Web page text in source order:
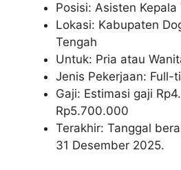
Posisi: Asisten Kepala
Lokasi: Kabupaten
Tengah
Untuk: Pria atau
Jenis Pekerjaan: Full-
Gaji: Estimasi gaji Rp
Rp5.700.000
Terakhir: Tanggal
31 Desember 2025.